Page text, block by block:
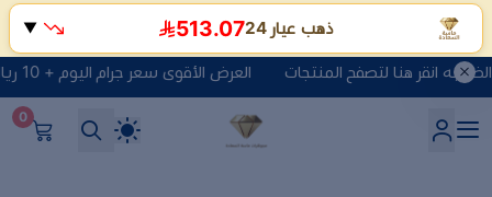
العرض الأقوى سعر جرام اليوم + 10 ريال مصنعية + الضريبه انقر هنا لتصفح المنتجات
شركة ماسة السعادة للذهب
0
ذهب عيار 24 513.07
▼